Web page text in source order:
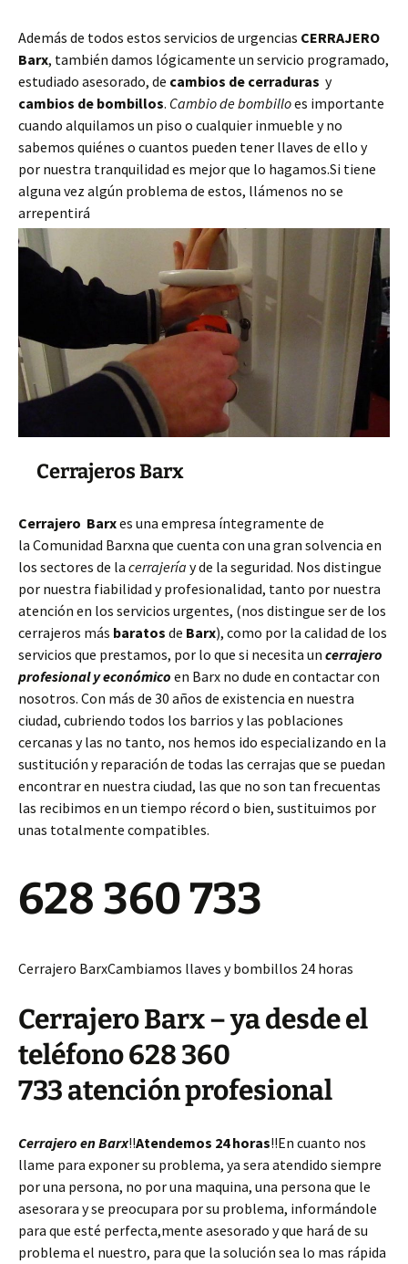
Además de todos estos servicios de urgencias CERRAJERO
Barx, también damos lógicamente un servicio programado,
estudiado asesorado, de cambios de cerraduras y
cambios de bombillos. Cambio de bombilloes importante
cuando alquilamos un piso o cualquier inmueble y no
sabemos quiénes o cuantos pueden tener llaves de ello y
por nuestra tranquilidad es mejor que lo hagamos.Si tiene
alguna vez algún problema de estos, llámenos no se
arrepentirá
Cerrajeros Barx
Cerrajero Barxes una empresa íntegramente de
la Comunidad Barxna que cuenta con una gran solvencia en
los sectores de la cerrajería y de la seguridad. Nos distingue
por nuestra fiabilidad y profesionalidad, tanto por nuestra
atención en los servicios urgentes, (nos distingue ser de los
cerrajeros más baratos de Barx), como por la calidad de los
servicios que prestamos, por lo que si necesita un cerrajero
profesional y económico en Barx no dude en contactar con
nosotros. Con más de 30 años de existencia en nuestra
ciudad, cubriendo todos los barrios y las poblaciones
cercanas y las no tanto, nos hemos ido especializando en la
sustitución y reparación de todas las cerrajas que se puedan
encontrar en nuestra ciudad, las que no son tan frecuentas
las recibimos en un tiempo récord o bien, sustituimos por
unas totalmente compatibles.
628 360 733
Cerrajero BarxCambiamos llaves y bombillos 24 horas
Cerrajero Barx – ya desde el
teléfono 628 360
733 atención profesional
Cerrajero en Barx!!Atendemos 24 horas!!En cuanto nos
llame para exponer su problema, ya sera atendido siempre
por una persona, no por una maquina, una persona que le
asesorara y se preocupara por su problema, informándole
para que esté perfecta,mente asesorado y que hará de su
problema el nuestro, para que la solución sea lo mas rápida